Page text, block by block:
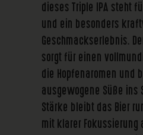
dieses Triple IPA steht
und ein besonders
Geschmackserlebnis.
sorgt für einen
die Hopfenaromen und
ausgewogene Süße ins
Stärke bleibt das Bier
mit klarer Fokussierung